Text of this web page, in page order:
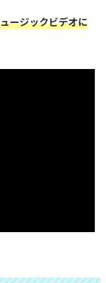
ージックビデオに